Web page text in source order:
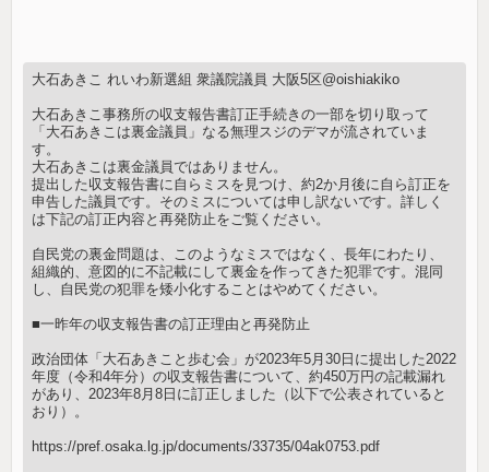
大石あきこ れいわ新選組 衆議院議員 大阪5区@oishiakiko
大石あきこ事務所の収支報告書訂正手続きの一部を切り取って
「大石あきこは裏金議員」なる無理スジのデマが流されていま
す。
大石あきこは裏金議員ではありません。
提出した収支報告書に自らミスを見つけ、約2か月後に自ら訂正を
申告した議員です。そのミスについては申し訳ないです。詳しく
は下記の訂正内容と再発防止をご覧ください。
自民党の裏金問題は、このようなミスではなく、長年にわたり、
組織的、意図的に不記載にして裏金を作ってきた犯罪です。混同
し、自民党の犯罪を矮小化することはやめてください。
■一昨年の収支報告書の訂正理由と再発防止
政治団体「大石あきこと歩む会」が2023年5月30日に提出した2022
年度（令和4年分）の収支報告書について、約450万円の記載漏れ
があり、2023年8月8日に訂正しました（以下で公表されていると
おり）。
https://pref.osaka.lg.jp/documents/33735/04ak0753.pdf